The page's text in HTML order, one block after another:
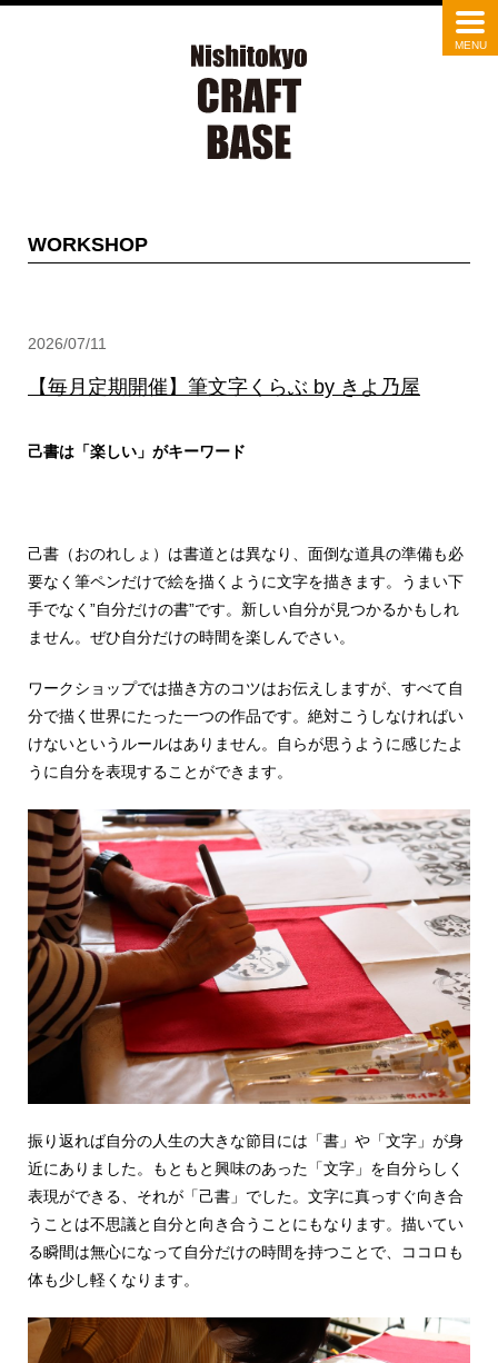
WORKSHOP
2026/07/11
【毎月定期開催】筆文字くらぶ by きよ乃屋
己書は「楽しい」がキーワード
己書（おのれしょ）は書道とは異なり、面倒な道具の準備も必
要なく筆ペンだけで絵を描くように文字を描きます。うまい下
手でなく”自分だけの書”です。新しい自分が見つかるかもしれ
ません。ぜひ自分だけの時間を楽しんでさい。
ワークショップでは描き方のコツはお伝えしますが、すべて自
分で描く世界にたった一つの作品です。絶対こうしなければい
けないという ルールはありません。自らが思うように感じたよ
うに自分を表現することができます。
振り返れば自分の人生の大きな節目には「書」や「文字」が身
近にありました。もともと興味のあった「文字」を自分らしく
表現ができる、それが「己書」でした。文字に真っすぐ向き合
うことは不思議と自分と向き合うことにもなります。描いてい
る瞬間は無心になって自分だけの時間を持つことで、ココロも
体も少し軽くなります。